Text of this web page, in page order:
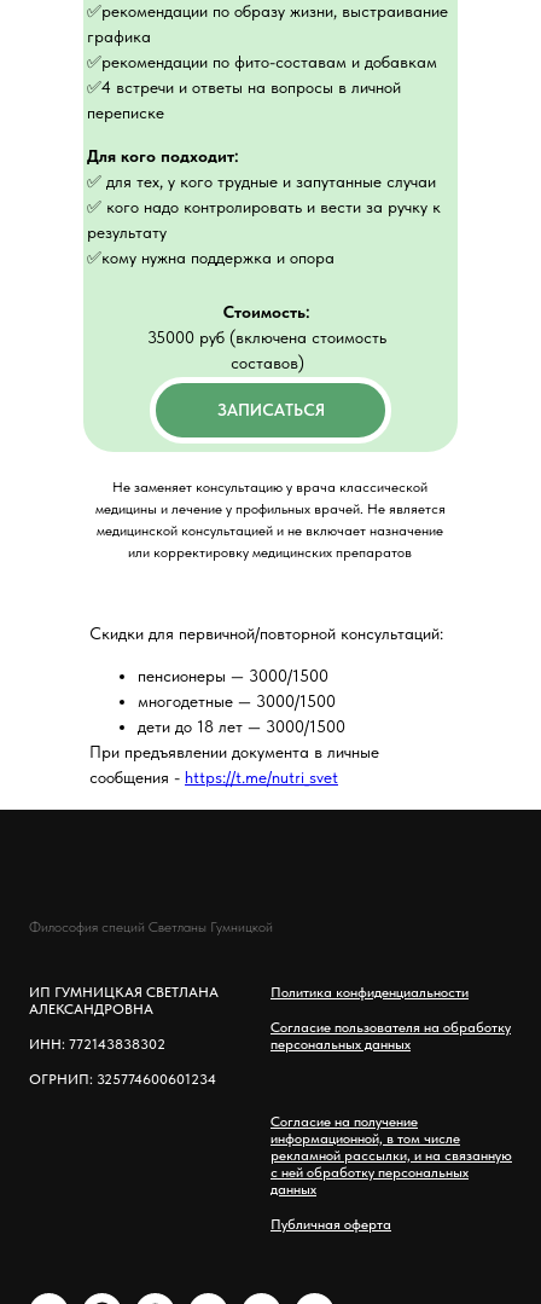
✅рекомендации по образу жизни, выстраивание
графика
✅рекомендации по фито-составам и добавкам
✅4 встречи и ответы на вопросы в личной
переписке
Для кого подходит:
✅ для тех, у кого трудные и запутанные случаи
✅ кого надо контролировать и вести за ручку к
результату
✅кому нужна поддержка и опора
Стоимость:
35000 руб (включена стоимость
составов)
ЗАПИСАТЬСЯ
Не заменяет консультацию у врача классической
медицины и лечение у профильных врачей. Не является
медицинской консультацией и не включает назначение
или корректировку медицинских препаратов
Скидки для первичной/повторной консультаций:
пенсионеры — 3000/1500
многодетные — 3000/1500
дети до 18 лет — 3000/1500
При предъявлении документа в личные
сообщения - https://t.me/nutri_svet
Философия специй Светланы Гумницкой
ИП ГУМНИЦКАЯ СВЕТЛАНА
АЛЕКСАНДРОВНА
ИНН: 772143838302
ОГРНИП: 325774600601234
Политика конфиденциальности
Согласие пользователя на обработку
персональных данных
Согласие на получение
информационной, в том числе
рекламной рассылки, и на связанную
с ней обработку персональных
данных
Публичная оферта